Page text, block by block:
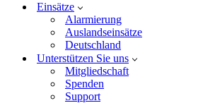
Einsätze
Alarmierung
Auslandseinsätze
Deutschland
Unterstützen Sie uns
Mitgliedschaft
Spenden
Support